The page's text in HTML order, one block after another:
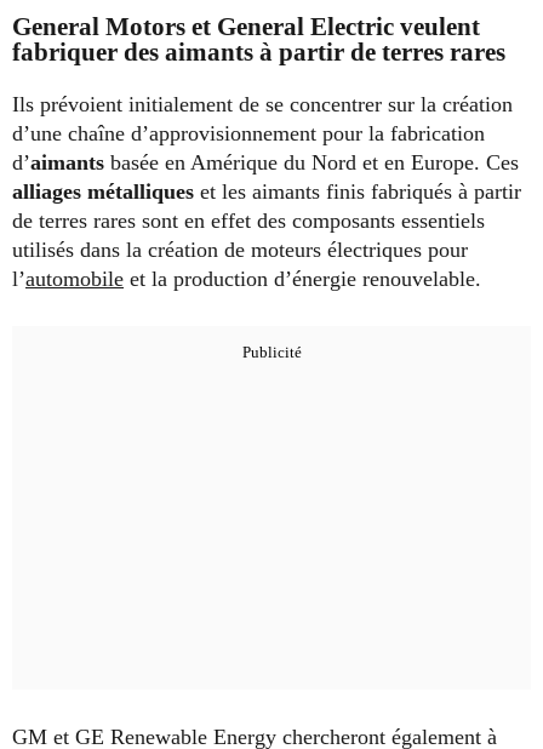
General Motors et General Electric veulent
fabriquer des aimants à partir de terres rares
Ils prévoient initialement de se concentrer sur la création
d’une chaîne d’approvisionnement pour la fabrication
d’aimants basée en Amérique du Nord et en Europe. Ces
alliages métalliques et les aimants finis fabriqués à partir
de terres rares sont en effet des composants essentiels
utilisés dans la création de moteurs électriques pour
l’automobile et la production d’énergie renouvelable.
GM et GE Renewable Energy chercheront également à